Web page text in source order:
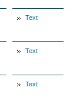
Text
Text
Text